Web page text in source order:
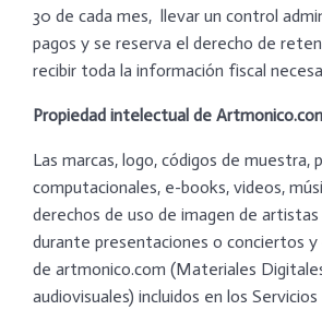
30 de cada mes, llevar un control
pagos y se reserva el derecho de
recibir toda la información fiscal
Propiedad intelectual de
Las marcas, logo, códigos de muestra,
computacionales, e-books, videos,
derechos de uso de imagen de
durante presentaciones o conciertos
de artmonico.com (Materiales
audiovisuales) incluidos en los